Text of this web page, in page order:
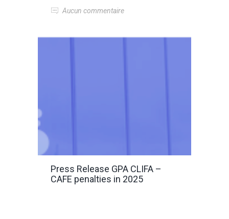
Aucun commentaire
Press Release GPA CLIFA –
CAFE penalties in 2025